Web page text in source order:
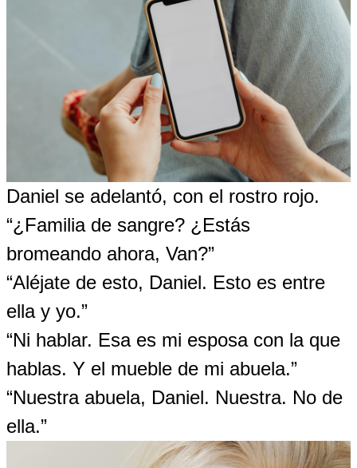
Daniel se adelantó, con el rostro rojo.
“¿Familia de sangre? ¿Estás
bromeando ahora, Van?”
“Aléjate de esto, Daniel. Esto es entre
ella y yo.”
“Ni hablar. Esa es mi esposa con la que
hablas. Y el mueble de mi abuela.”
“Nuestra abuela, Daniel. Nuestra. No de
ella.”